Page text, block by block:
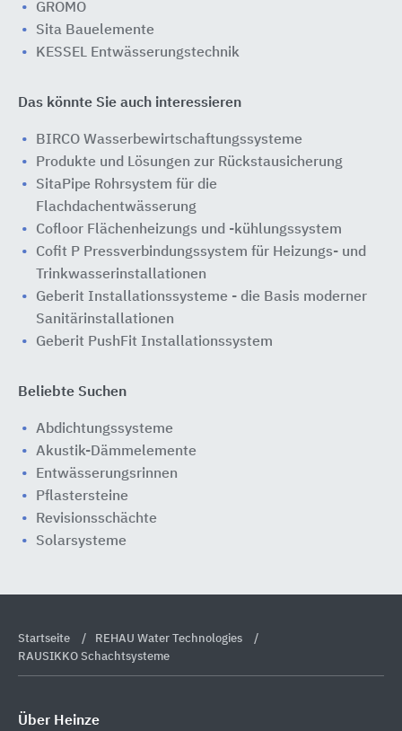
GRÖMO
Sita Bauelemente
KESSEL Entwässerungstechnik
Das könnte Sie auch interessieren
BIRCO Wasserbewirtschaftungssysteme
Produkte und Lösungen zur Rückstausicherung
SitaPipe Rohrsystem für die
Flachdachentwässerung
Cofloor Flächenheizungs und -kühlungssystem
Cofit P Pressverbindungssystem für Heizungs- und
Trinkwasserinstallationen
Geberit Installationssysteme - die Basis moderner
Sanitärinstallationen
Geberit PushFit Installationssystem
Beliebte Suchen
Abdichtungssysteme
Akustik-Dämmelemente
Entwässerungsrinnen
Pflastersteine
Revisionsschächte
Solarsysteme
Startseite
REHAU Water Technologies
RAUSIKKO Schachtsysteme
Über Heinze